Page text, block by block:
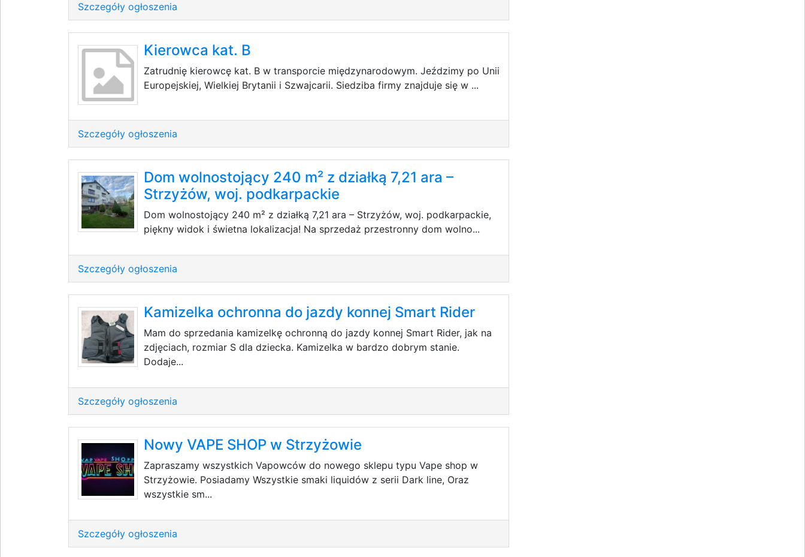
Szczegóły ogłoszenia
Kierowca kat. B
Zatrudnię kierowcę kat. B w transporcie międzynarodowym. Jeździmy po Unii
Europejskiej, Wielkiej Brytanii i Szwajcarii. Siedziba firmy znajduje się w ...
Szczegóły ogłoszenia
Dom wolnostojący 240 m² z działką 7,21 ara –
Strzyżów, woj. podkarpackie
Dom wolnostojący 240 m² z działką 7,21 ara – Strzyżów, woj. podkarpackie,
piękny widok i świetna lokalizacja! Na sprzedaż przestronny dom wolno...
Szczegóły ogłoszenia
Kamizelka ochronna do jazdy konnej Smart Rider
Mam do sprzedania kamizelkę ochronną do jazdy konnej Smart Rider, jak na
zdjęciach, rozmiar S dla dziecka. Kamizelka w bardzo dobrym stanie.
Dodaje...
Szczegóły ogłoszenia
Nowy VAPE SHOP w Strzyżowie
Zapraszamy wszystkich Vapowców do nowego sklepu typu Vape shop w
Strzyżowie. Posiadamy Wszystkie smaki liquidów z serii Dark line, Oraz
wszystkie sm...
Szczegóły ogłoszenia